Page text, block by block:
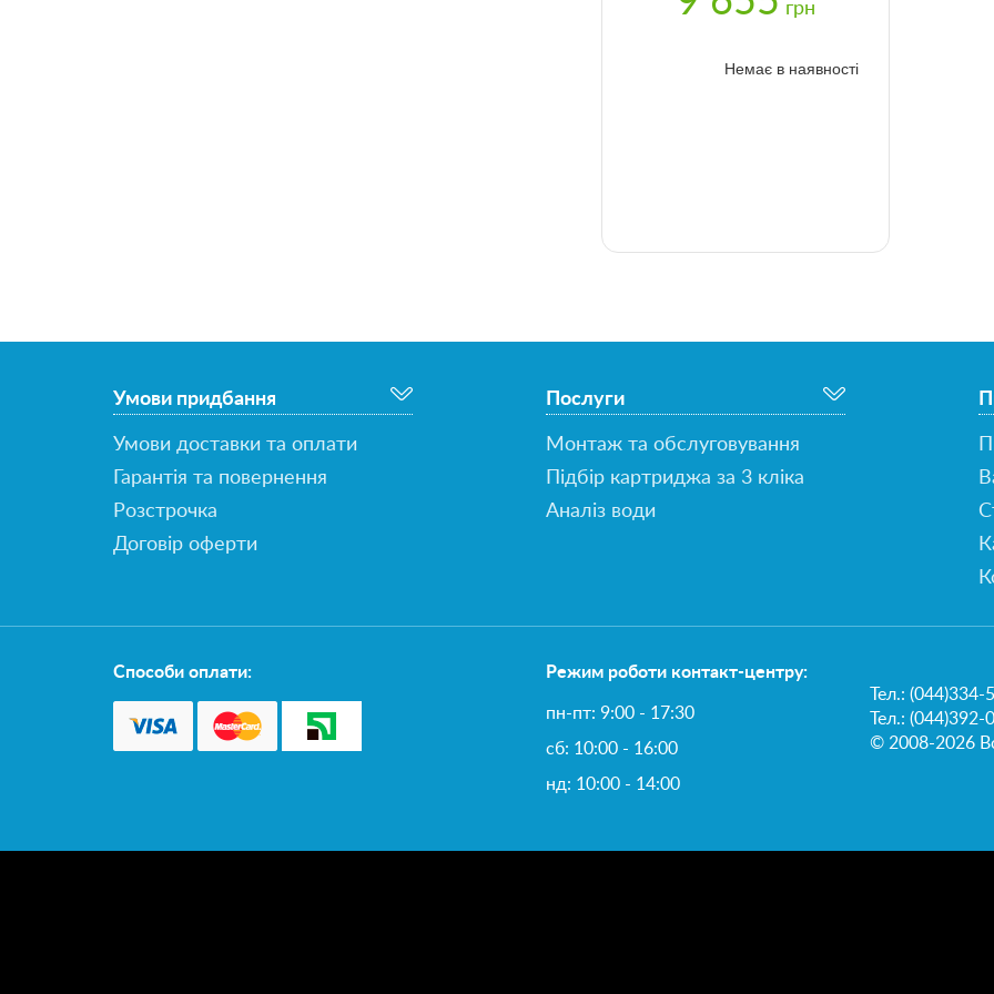
грн
Немає в наявності
Умови придбання
Умови доставки та оплати
Гарантія та повернення
Розстрочка
Договір оферти
Послуги
Монтаж та обслуговування
Підбір картриджа за 3 кліка
Аналіз води
Способи оплати: Режим роботи контакт-центру:
пн-пт: 9:00 - 17:30
сб: 10:00 - 16:00
нд: 10:00 - 14:00
Тел.:(044)334-
Тел.: (044)392-
© 2008-2026